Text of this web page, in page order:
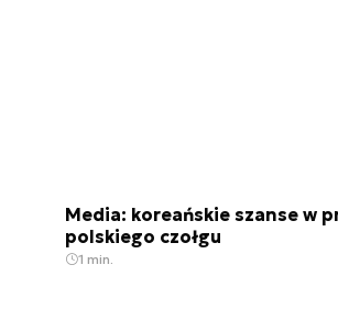
Media: koreańskie szanse w
polskiego czołgu
1 min.